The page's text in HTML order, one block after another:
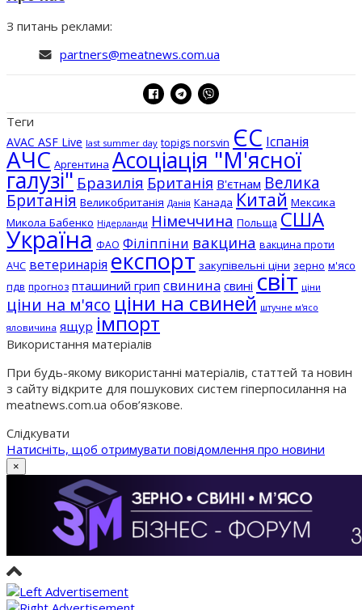
З питань реклами:
partners@meatnews.com.ua
Теги
AVAC ASF Live last summer day topigs norsvin ЄС Іспанія
АЧС Аргентина Асоціація "М'ясної
галузі" Бразилія Британія В'єтнам Велика
Британія Великобританія Данія Канада Китай Мексика
Микола Бабенко Нідерланди Німеччина Польща США
Україна ФАО Філіппіни вакцина вакцина проти
АЧС ветеринарія експорт закупівельні ціни зерно м'ясо
пдв прогноз пташиний грип свинина свині світ ціни
ціни на м'ясо ціни на свиней штучне м'ясо
яловичина ящур імпорт
Використання матеріалів
При будь-якому використанні матеріалів, статтей та новин
з сайту відкрите для пошукових систем гіперпосилання на
meatnews.com.ua обов’язкове.
Слідкувати
Натисніть, щоб отримувати повідомлення про новини
×